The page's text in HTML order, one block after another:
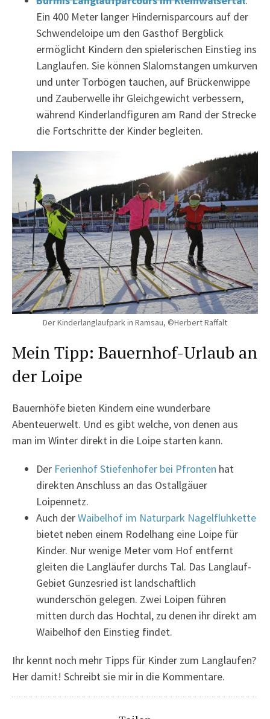
Ein 400 Meter langer Hindernisparcours auf der
Schwendeloipe um den Gasthof Bergblick
ermöglicht Kindern den spielerischen Einstieg ins
Langlaufen. Sie können Slalomstangen umkurven
und unter Torbögen tauchen, auf Brückenwippe
und Zauberwelle ihr Gleichgewicht verbessern,
während Kinderlandfiguren am Rand der Strecke
die Fortschritte der Kinder begleiten.
Der Kinderlanglaufpark in Ramsau, ©Herbert Raffalt
Mein Tipp: Bauernhof-Urlaub an
der Loipe
Bauernhöfe bieten Kindern eine wunderbare
Abenteuerwelt. Und es gibt welche, von denen aus
man im Winter direkt in die Loipe starten kann.
Der Ferienhof Stiefenhofer bei Pfronten hat
direkten Anschluss an das Ostallgäuer
Loipennetz.
Auch derWaibelhof im Naturpark Nagelfluhkette
bietet neben einem Rodelhang eine Loipe für
Kinder. Nur wenige Meter vom Hof entfernt
gleiten die Langläufer durchs Tal. Das Langlauf-
Gebiet Gunzesried ist landschaftlich
wunderschön gelegen. Zwei Loipen führen
mitten durch das Hochtal, zu denen ihr direkt am
Waibelhof den Einstieg findet.
Ihr kennt noch mehr Tipps für Kinder zum Langlaufen?
Her damit! Schreibt sie mir in die Kommentare.